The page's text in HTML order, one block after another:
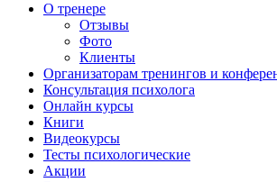
О тренере
Отзывы
Фото
Клиенты
Организаторам тренингов и
Консультация психолога
Онлайн курсы
Книги
Видеокурсы
Тесты психологические
Акции